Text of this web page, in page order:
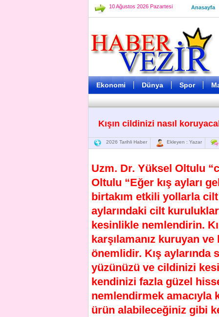
10 Ağustos 2026 Pazartesi Anasayfa
Ekonomi Dünya Spor
Kışın cildinizi nasıl
2026 Tarihli Haber Ekleyen : Yazar
Uzm. Dr. Yüksel Oltulu
Oltulu “Eğer kış ayları
birtakım etkili yollarla
aylarındaki cilt
kesinlikle nemlendirin.
karşılamanız kuruyan
önemlidir. Kış aylarında
yüzünüzü ve cildinizi
kendinizi fazla güzel
nemlendirmek
ürün alabileceğiniz gibi